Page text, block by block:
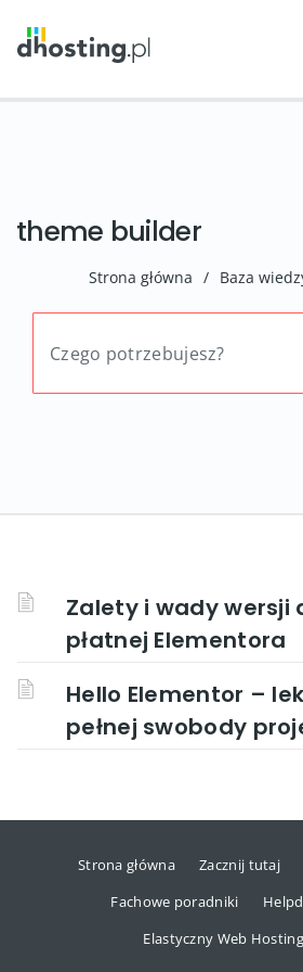
theme builder
Strona główna / Baza
Zalety i wady wersji
płatnej Elementora
Hello Elementor –
pełnej swobody
Strona główna Zacznij tutaj
Fachowe poradniki
Elastyczny Web